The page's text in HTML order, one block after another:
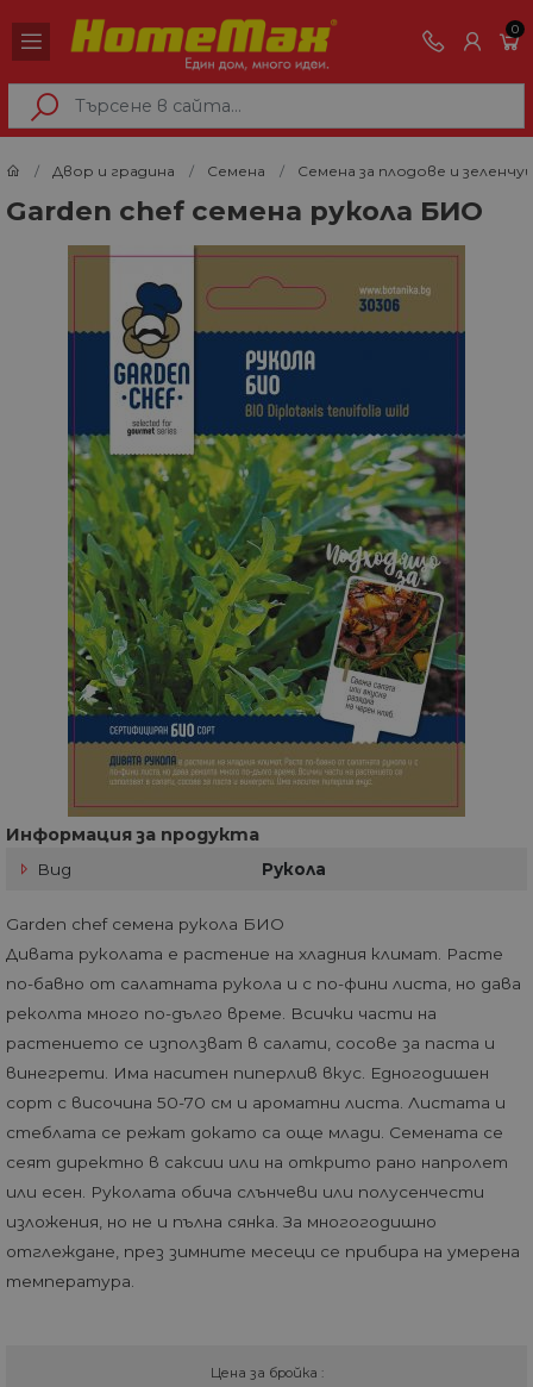
0
Двор и градина Семена Семена за плодове и
Garden chef семена рукола БИО
Информация за продукта
Вид Рукола
Garden chef семена рукола БИО
Дивата руколата е растение на хладния климат. Расте
по-бавно от салатната рукола и с по-фини листа, но дава
реколта много по-дълго време. Всички части на
растението се използват в салати, сосове за паста и
винегрети. Има наситен пиперлив вкус. Едногодишен
сорт с височина 50-70 см и ароматни листа. Листата и
стеблата се режат докато са още млади. Семената се
сеят директно в саксии или на открито рано напролет
или есен. Руколата обича слънчеви или полусенчести
изложения, но не и пълна сянка. За многогодишно
отглеждане, през зимните месеци се прибира на умерена
температура.
Цена за бройка :